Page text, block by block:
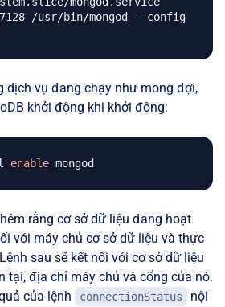
dịch vụ đang chạy như mong đợi,
khởi động khi khởi động:
enable
rằng cơ sở dữ liệu đang hoạt
với máy chủ cơ sở dữ liệu và thực
sau sẽ kết nối với cơ sở dữ liệu
tại, địa chỉ máy chủ và cổng của nó.
của lệnh
connectionStatus
nội